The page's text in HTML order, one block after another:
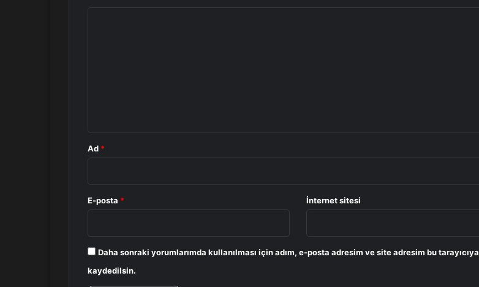
Ad *
E-posta * İnternet sitesi
Daha sonraki yorumlarımda kullanılması için adım, e-posta adresim ve site adresim bu tarayıcıya
kaydedilsin.